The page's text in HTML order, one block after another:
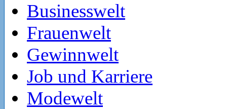
Businesswelt
Frauenwelt
Gewinnwelt
Job und Karriere
Modewelt